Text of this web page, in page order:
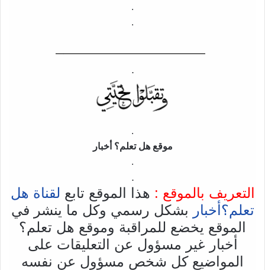
.
.
——————————–
.
.
موقع هل تعلم؟ أخبار
.
.
التعريف بالموقع : هذا الموقع تابع لقناة هل
تعلم؟أخبار بشكل رسمي وكل ما ينشر في
الموقع يخضع للمراقبة وموقع هل تعلم؟
أخبار غير مسؤول عن التعليقات على
المواضيع كل شخص مسؤول عن نفسه